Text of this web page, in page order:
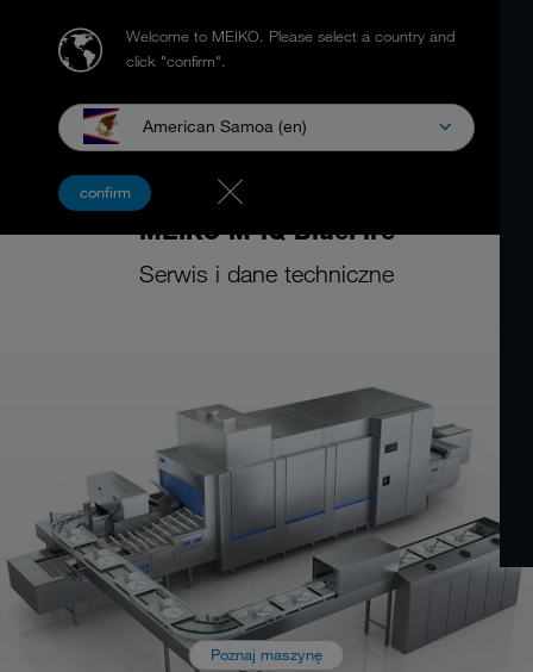
Welcome to MEIKO. Please select a country and
click "confirm".
American Samoa (en)
confirm
Zmywarka z&nbsp;transportem taśmowym do naczyń, sztućców
i&nbsp;tac
MEIKO M-iQ BlueFire
Serwis i dane techniczne
Poznaj maszynę